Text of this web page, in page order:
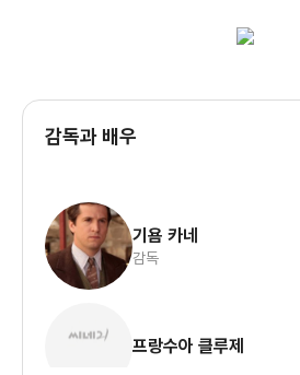
감독과 배우
기욤 카네
감독
프랑수아 클루제